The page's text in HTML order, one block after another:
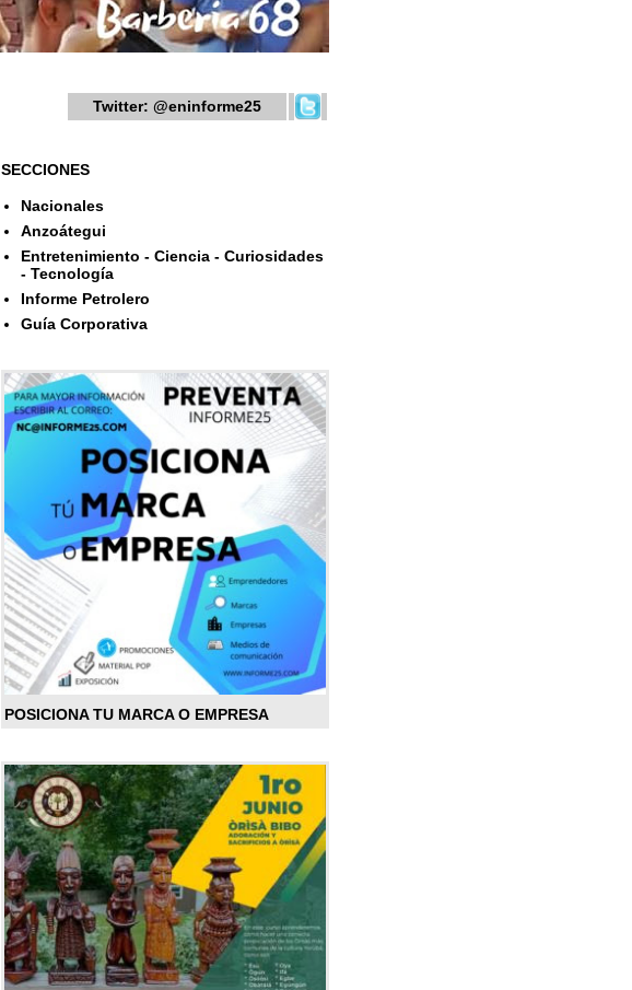
Twitter: @eninforme25
SECCIONES
Nacionales
Anzoátegui
Entretenimiento - Ciencia - Curiosidades
- Tecnología
Informe Petrolero
Guía Corporativa
POSICIONA TU MARCA O EMPRESA